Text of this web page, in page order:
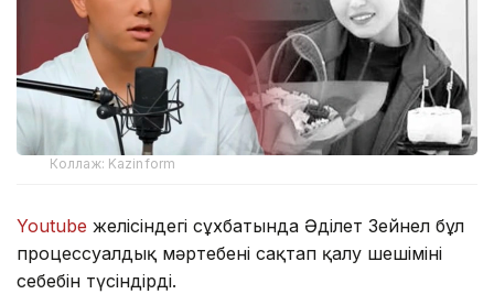
Коллаж: Kazinform
Youtube желісіндегі сұхбатында Әділет Зейнел бұл
процессуалдық мәртебені сақтап қалу шешімінің
себебін түсіндірді.